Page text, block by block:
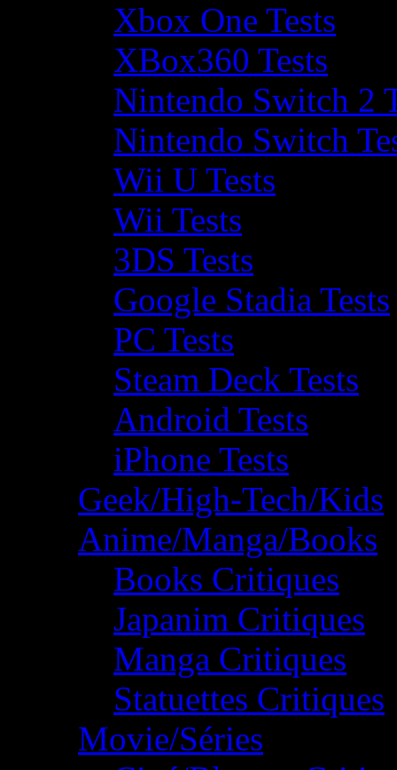
Xbox One Tests
XBox360 Tests
Nintendo Switch 2
Nintendo Switch
Wii U Tests
Wii Tests
3DS Tests
Google Stadia Tests
PC Tests
Steam Deck Tests
Android Tests
iPhone Tests
Geek/High-Tech/Kids
Anime/Manga/Books
Books Critiques
Japanim Critiques
Manga Critiques
Statuettes Critiques
Movie/Séries